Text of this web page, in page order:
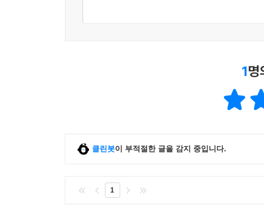
1명
클린봇이 부적절한 글을 감지 중입니다.
1